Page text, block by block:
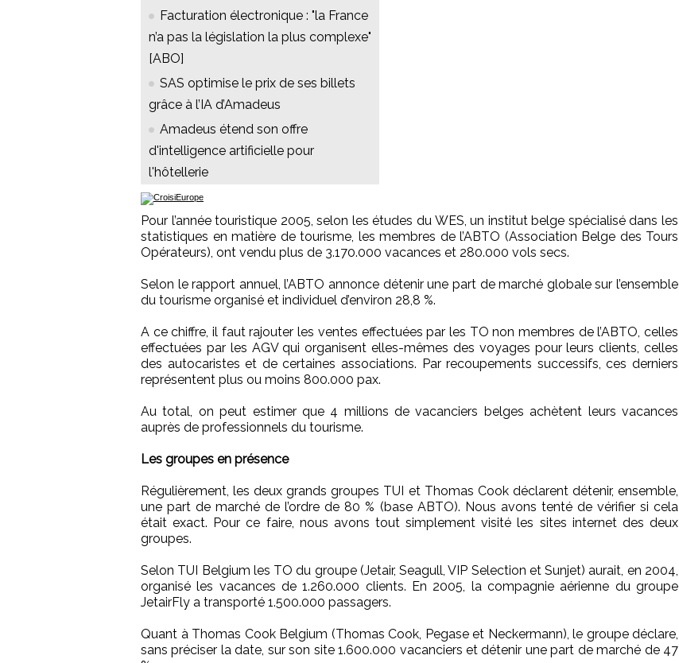
Facturation électronique : "la France
n’a pas la législation la plus complexe"
[ABO]
SAS optimise le prix de ses billets
grâce à l’IA d’Amadeus
Amadeus étend son offre
d'intelligence artificielle pour
l'hôtellerie
Pour l’année touristique 2005, selon les études du WES, un institut belge spécialisé dans les
statistiques en matière de tourisme, les membres de l’ABTO (Association Belge des Tours
Opérateurs), ont vendu plus de 3.170.000 vacances et 280.000 vols secs.
Selon le rapport annuel, l’ABTO annonce détenir une part de marché globale sur l’ensemble
du tourisme organisé et individuel d’environ 28,8 %.
A ce chiffre, il faut rajouter les ventes effectuées par les TO non membres de l’ABTO, celles
effectuées par les AGV qui organisent elles-mêmes des voyages pour leurs clients, celles
des autocaristes et de certaines associations. Par recoupements successifs, ces derniers
représentent plus ou moins 800.000 pax.
Au total, on peut estimer que 4 millions de vacanciers belges achètent leurs vacances
auprès de professionnels du tourisme.
Les groupes en présence
Régulièrement, les deux grands groupes TUI et Thomas Cook déclarent détenir, ensemble,
une part de marché de l’ordre de 80 % (base ABTO). Nous avons tenté de vérifier si cela
était exact. Pour ce faire, nous avons tout simplement visité les sites internet des deux
groupes.
Selon TUI Belgium les TO du groupe (Jetair, Seagull, VIP Selection et Sunjet) aurait, en 2004,
organisé les vacances de 1.260.000 clients. En 2005, la compagnie aérienne du groupe
JetairFly a transporté 1.500.000 passagers.
Quant à Thomas Cook Belgium (Thomas Cook, Pegase et Neckermann), le groupe déclare,
sans préciser la date, sur son site 1.600.000 vacanciers et détenir une part de marché de 47